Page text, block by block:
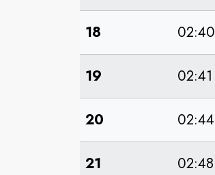
18 02:40
19 02:41
20 02:44
21 02:48